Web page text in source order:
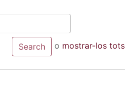
o mostrar-los tots